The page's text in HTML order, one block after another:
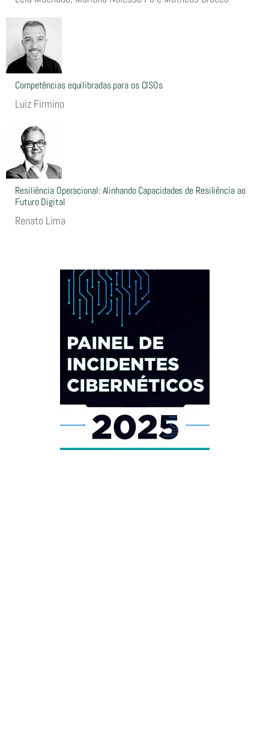
Competências equilibradas para os CISOs
Luiz Firmino
Resiliência Operacional: Alinhando Capacidades de Resiliência ao
Futuro Digital
Renato Lima